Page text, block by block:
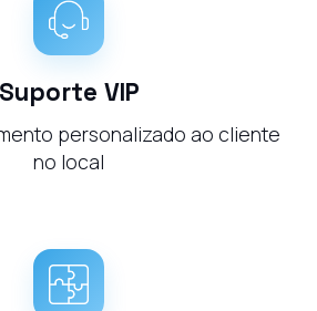
Suporte VIP
personalizado ao cliente
no local